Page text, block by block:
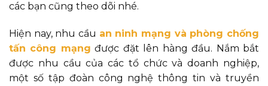
các bạn cũng theo dõi nhé.
Hiện nay, nhu cầu an ninh mạng và phòng chống
tấn công mạng được đặt lên hàng đầu. Nắm bắt
được nhu cầu của các tổ chức và doanh nghiệp,
một số tập đoàn công nghệ thông tin và truyền